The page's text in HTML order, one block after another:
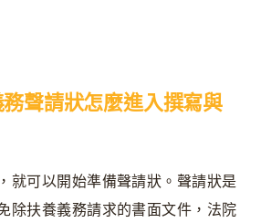
聲請狀怎麼進入撰寫與
就可以開始準備聲請狀。聲請狀是
除扶養義務請求的書面文件，法院